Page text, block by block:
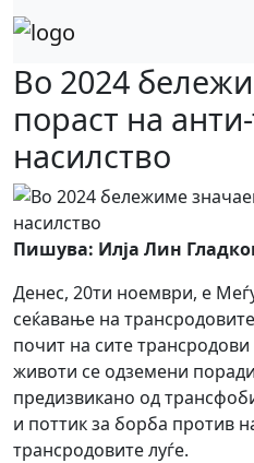
Skip
to
Во 2024
пораст на
насилство
Пишува: Илја Лин
Денес, 20ти ноември, е
сеќавање на
почит на сите
животи се одземени
предизвикано од
и поттик за борба против
трансродовите луѓе.